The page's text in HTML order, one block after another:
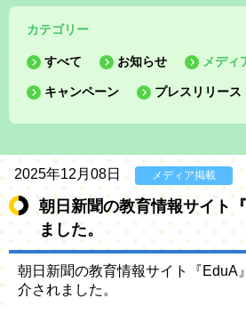
カテゴリー
すべて お知らせ メディ
キャンペーン プレスリリース
2025年12月08日 メディア掲載
朝日新聞の教育情報サイト
ました。
朝日新聞の教育情報サイト『EduA
介されました。